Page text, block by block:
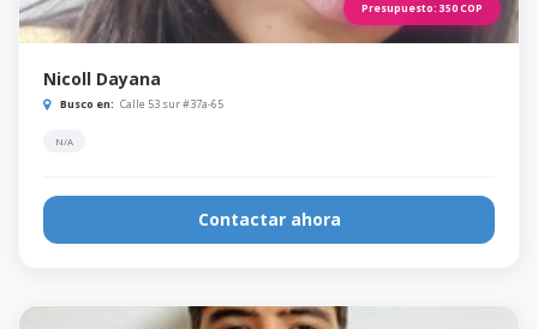
Presupuesto: 350COP
Nicoll Dayana
Busco en: Calle 53 sur #37a-65
N/A
Contactar ahora